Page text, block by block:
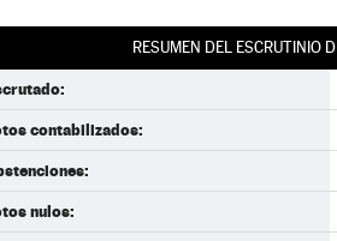
RESUMEN DEL ESCRUTINIO
contabilizados:
nulos: